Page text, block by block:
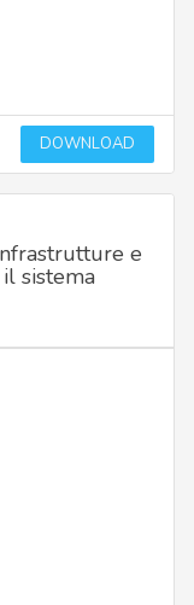
DOWNLOAD
e
sistema